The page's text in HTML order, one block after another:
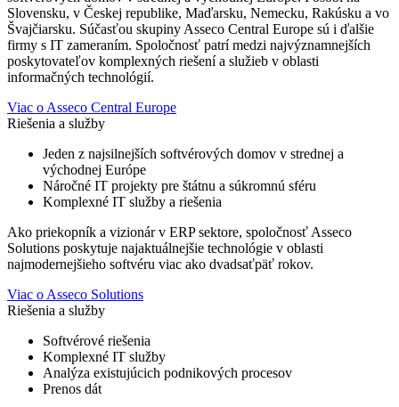
Slovensku, v Českej republike, Maďarsku, Nemecku, Rakúsku a vo
Švajčiarsku. Súčasťou skupiny Asseco Central Europe sú i ďalšie
firmy s IT zameraním. Spoločnosť patrí medzi najvýznamnejších
poskytovateľov komplexných riešení a služieb v oblasti
informačných technológií.
Viac o Asseco Central Europe
Riešenia a služby
Jeden z najsilnejších softvérových domov v strednej a
východnej Európe
Náročné IT projekty pre štátnu a súkromnú sféru
Komplexné IT služby a riešenia
Ako priekopník a vizionár v ERP sektore, spoločnosť Asseco
Solutions poskytuje najaktuálnejšie technológie v oblasti
najmodernejšieho softvéru viac ako dvadsaťpäť rokov.
Viac o Asseco Solutions
Riešenia a služby
Softvérové riešenia
Komplexné IT služby
Analýza existujúcich podnikových procesov
Prenos dát